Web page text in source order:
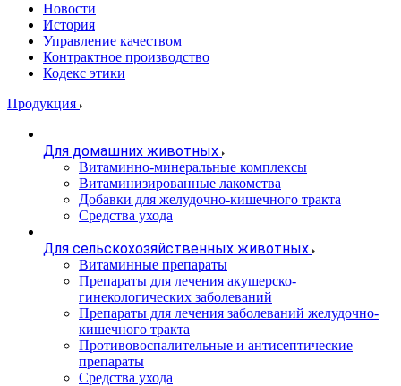
Новости
История
Управление качеством
Контрактное производство
Кодекс этики
Продукция
Для домашних животных
Витаминно-минеральные комплексы
Витаминизированные лакомства
Добавки для желудочно-кишечного тракта
Средства ухода
Для сельскохозяйственных животных
Витаминные препараты
Препараты для лечения акушерско-
гинекологических заболеваний
Препараты для лечения заболеваний желудочно-
кишечного тракта
Противовоспалительные и антисептические
препараты
Средства ухода